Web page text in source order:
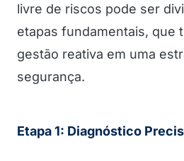
livre de riscos pode ser
etapas fundamentais, que
gestão reativa em uma
segurança.
Etapa 1: Diagnóstico